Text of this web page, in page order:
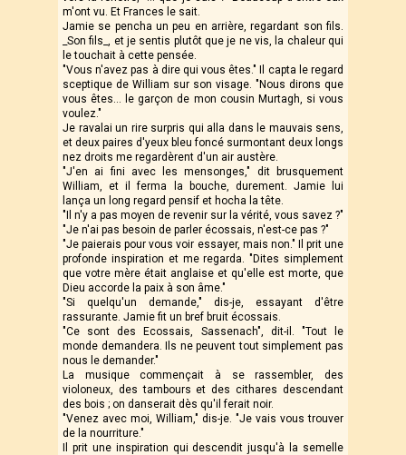
m'ont vu. Et Frances le sait.
Jamie se pencha un peu en arrière, regardant son fils.
_Son fils_, et je sentis plutôt que je ne vis, la chaleur qui
le touchait à cette pensée.
"Vous n'avez pas à dire qui vous êtes." Il capta le regard
sceptique de William sur son visage. "Nous dirons que
vous êtes… le garçon de mon cousin Murtagh, si vous
voulez."
Je ravalai un rire surpris qui alla dans le mauvais sens,
et deux paires d'yeux bleu foncé surmontant deux longs
nez droits me regardèrent d'un air austère.
"J'en ai fini avec les mensonges," dit brusquement
William, et il ferma la bouche, durement. Jamie lui
lança un long regard pensif et hocha la tête.
"Il n'y a pas moyen de revenir sur la vérité, vous savez ?"
"Je n'ai pas besoin de parler écossais, n'est-ce pas ?"
"Je paierais pour vous voir essayer, mais non." Il prit une
profonde inspiration et me regarda. "Dites simplement
que votre mère était anglaise et qu'elle est morte, que
Dieu accorde la paix à son âme."
"Si quelqu'un demande," dis-je, essayant d'être
rassurante. Jamie fit un bref bruit écossais.
"Ce sont des Ecossais, Sassenach", dit-il. "Tout le
monde demandera. Ils ne peuvent tout simplement pas
nous le demander."
La musique commençait à se rassembler, des
violoneux, des tambours et des cithares descendant
des bois ; on danserait dès qu'il ferait noir.
"Venez avec moi, William," dis-je. "Je vais vous trouver
de la nourriture."
Il prit une inspiration qui descendit jusqu'à la semelle